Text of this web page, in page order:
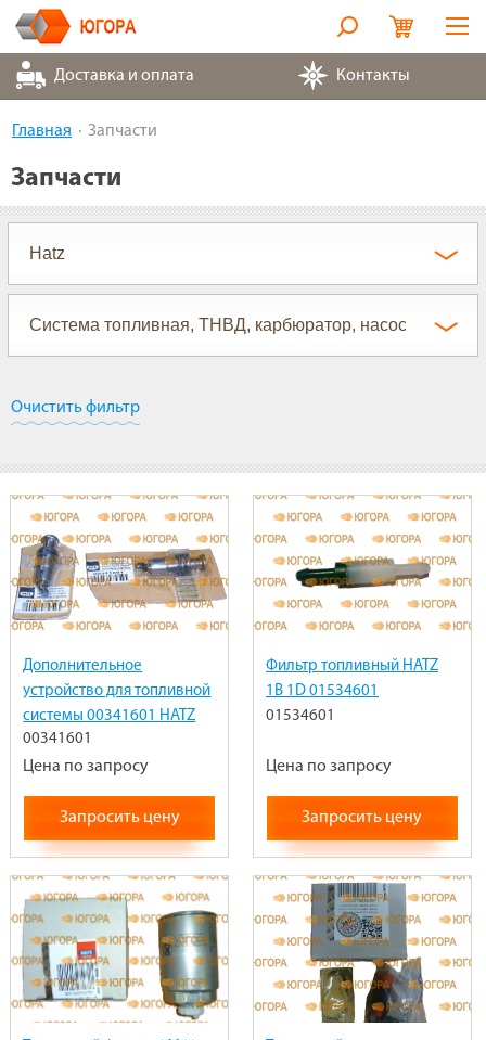
Оборудование
Контакты
О компании
Доставка и оплата Контакты
Главная Запчасти
Запчасти
Очистить фильтр
Дополнительное
устройство для топливной
системы 00341601 HATZ
DIESEL FUEL PRIMER EXTRA
FUEL
00341601
Цена по запросу
Запросить цену
Фильтр топливный HATZ
1B 1D 01534601
01534601
Цена по запросу
Запросить цену